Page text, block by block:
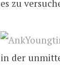
es zu
in der